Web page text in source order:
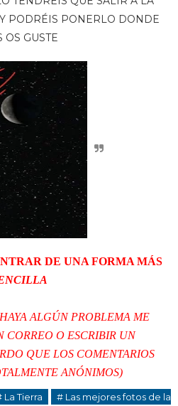
PODRÉIS PONERLO DONDE
OS GUSTE
DE UNA FORMA MÁS
ALGÚN PROBLEMA ME
CORREO O ESCRIBIR UN
QUE LOS COMENTARIOS
ANÓNIMOS)
La Tierra
# Las mejores fotos de la